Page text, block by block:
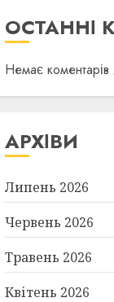
6
7
ОСТАННІ
Немає
АРХІВИ
Липень 2026
Червень 2026
Травень 2026
Квітень 2026